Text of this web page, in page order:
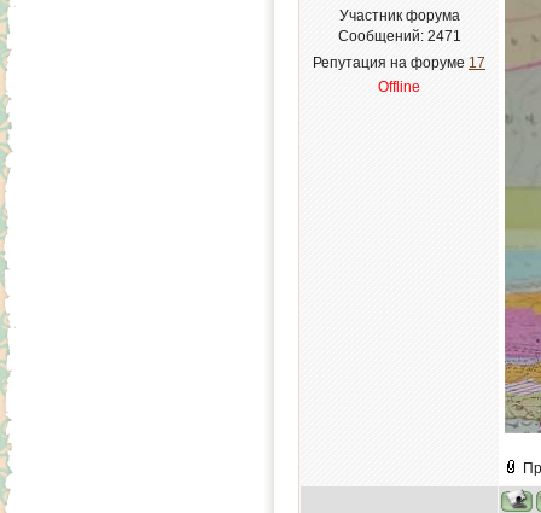
Участник форума
Сообщений: 2471
Репутация на форуме 17
Offline